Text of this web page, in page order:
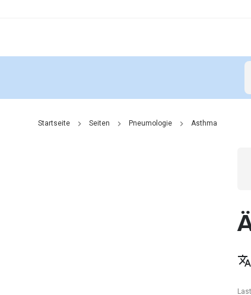
Startseite Seiten Pneumologie Asthma